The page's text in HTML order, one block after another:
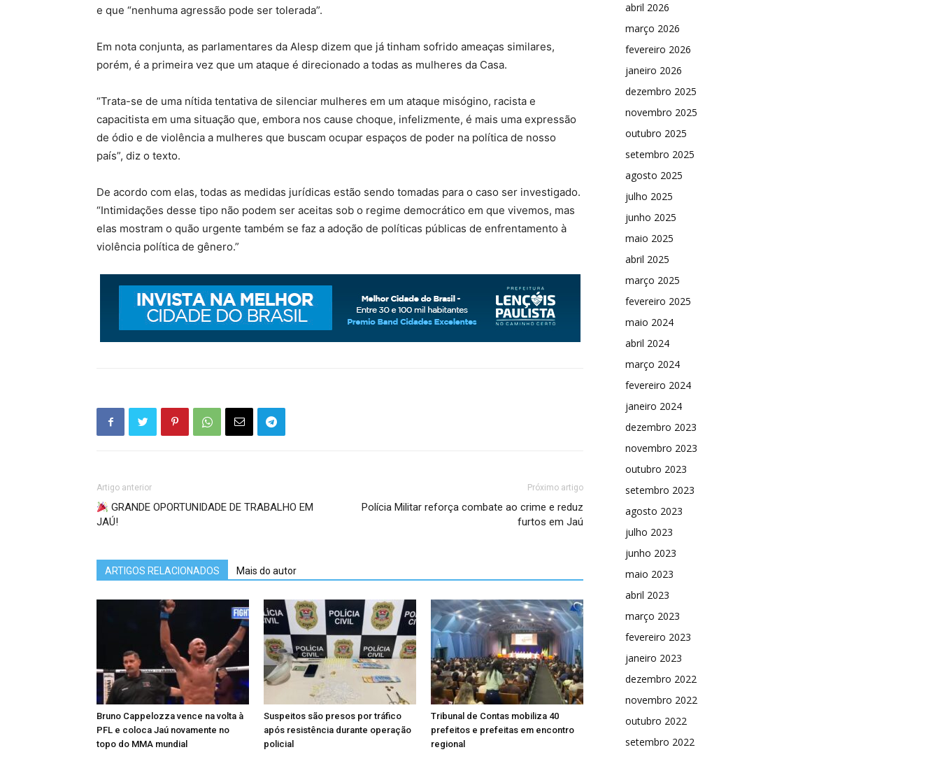
e que “nenhuma agressão pode ser tolerada”.
Em nota conjunta, as parlamentares da Alesp dizem que já tinham sofrido ameaças similares,
porém, é a primeira vez que um ataque é direcionado a todas as mulheres da Casa.
“Trata-se de uma nítida tentativa de silenciar mulheres em um ataque misógino, racista e
capacitista em uma situação que, embora nos cause choque, infelizmente, é mais uma expressão
de ódio e de violência a mulheres que buscam ocupar espaços de poder na política de nosso
país”, diz o texto.
De acordo com elas, todas as medidas jurídicas estão sendo tomadas para o caso ser investigado.
“Intimidações desse tipo não podem ser aceitas sob o regime democrático em que vivemos, mas
elas mostram o quão urgente também se faz a adoção de políticas públicas de enfrentamento à
violência política de gênero.”
Artigo anterior
GRANDE OPORTUNIDADE DE TRABALHO EM
JAÚ!
Próximo artigo
Polícia Militar reforça combate ao crime e reduz
furtos em Jaú
ARTIGOS RELACIONADOS Mais do autor
Bruno Cappelozza vence na volta à
PFL e coloca Jaú novamente no
topo do MMA mundial
Suspeitos são presos por tráfico
após resistência durante operação
policial
Tribunal de Contas mobiliza 40
prefeitos e prefeitas em encontro
regional
abril 2026
março 2026
fevereiro 2026
janeiro 2026
dezembro 2025
novembro 2025
outubro 2025
setembro 2025
agosto 2025
julho 2025
junho 2025
maio 2025
abril 2025
março 2025
fevereiro 2025
maio 2024
abril 2024
março 2024
fevereiro 2024
janeiro 2024
dezembro 2023
novembro 2023
outubro 2023
setembro 2023
agosto 2023
julho 2023
junho 2023
maio 2023
abril 2023
março 2023
fevereiro 2023
janeiro 2023
dezembro 2022
novembro 2022
outubro 2022
setembro 2022